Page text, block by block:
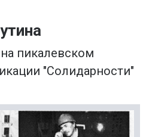
пикалевском
"Солидарности"